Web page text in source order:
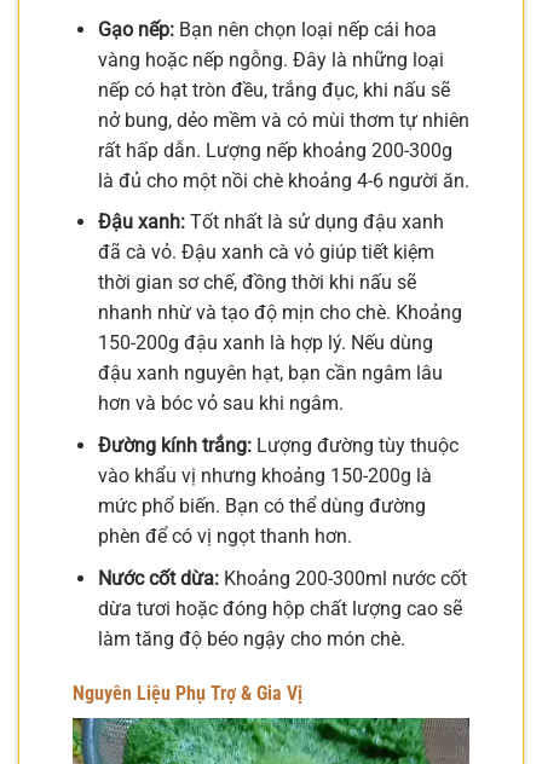
Gạo nếp:Bạn nên chọn loại nếp cái hoa
vàng hoặc nếp ngỗng. Đây là những loại
nếp có hạt tròn đều, trắng đục, khi nấu sẽ
nở bung, dẻo mềm và có mùi thơm tự nhiên
rất hấp dẫn. Lượng nếp khoảng 200-300g
là đủ cho một nồi chè khoảng 4-6 người ăn.
Đậu xanh:Tốt nhất là sử dụng đậu xanh
đã cà vỏ. Đậu xanh cà vỏ giúp tiết kiệm
thời gian sơ chế, đồng thời khi nấu sẽ
nhanh nhừ và tạo độ mịn cho chè. Khoảng
150-200g đậu xanh là hợp lý. Nếu dùng
đậu xanh nguyên hạt, bạn cần ngâm lâu
hơn và bóc vỏ sau khi ngâm.
Đường kính trắng:Lượng đường tùy thuộc
vào khẩu vị nhưng khoảng 150-200g là
mức phổ biến. Bạn có thể dùng đường
phèn để có vị ngọt thanh hơn.
Nước cốt dừa:Khoảng 200-300ml nước cốt
dừa tươi hoặc đóng hộp chất lượng cao sẽ
làm tăng độ béo ngậy cho món chè.
Nguyên Liệu Phụ Trợ & Gia Vị